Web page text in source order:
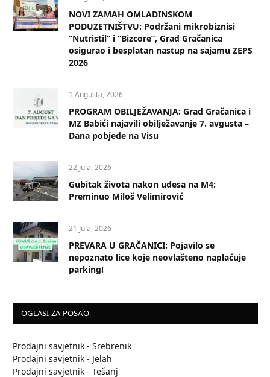
NOVI ZAMAH OMLADINSKOM
PODUZETNIŠTVU: Podržani mikrobiznisi
“Nutristil” i “Bizcore”, Grad Gračanica
osigurao i besplatan nastup na sajamu ZEPS
2026
1 Augusta, 2026
PROGRAM OBILJEŽAVANJA: Grad Gračanica i
MZ Babići najavili obilježavanje 7. avgusta –
Dana pobjede na Visu
22 Jula, 2026
Gubitak života nakon udesa na M4:
Preminuo Miloš Velimirović
21 Jula, 2026
PREVARA U GRAČANICI: Pojavilo se
nepoznato lice koje neovlašteno naplaćuje
parking!
OGLASI ZA POSAO
Prodajni savjetnik - Srebrenik
Prodajni savjetnik - Jelah
Prodajni savjetnik - Tešanj